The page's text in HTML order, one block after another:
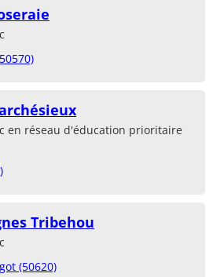
en réseau d'éducation prioritaire
Tribehou
(50620)